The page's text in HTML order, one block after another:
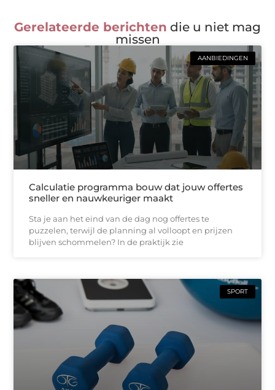
Gerelateerde berichten die u niet mag
missen
AANBIEDINGEN
Calculatie programma bouw dat jouw offertes
sneller en nauwkeuriger maakt
Sta je aan het eind van de dag nog offertes te
puzzelen, terwijl de planning al volloopt en prijzen
blijven schommelen? In de praktijk zie
SPORT